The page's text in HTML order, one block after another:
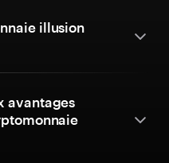
illusion
avantages